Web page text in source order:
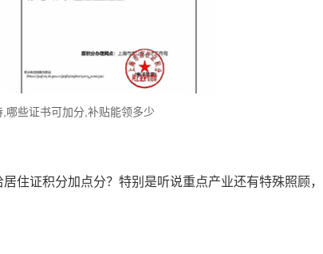
,哪些证书可加分,补贴能领多少
住证积分加点分？特别是听说重点产业还有特殊照顾